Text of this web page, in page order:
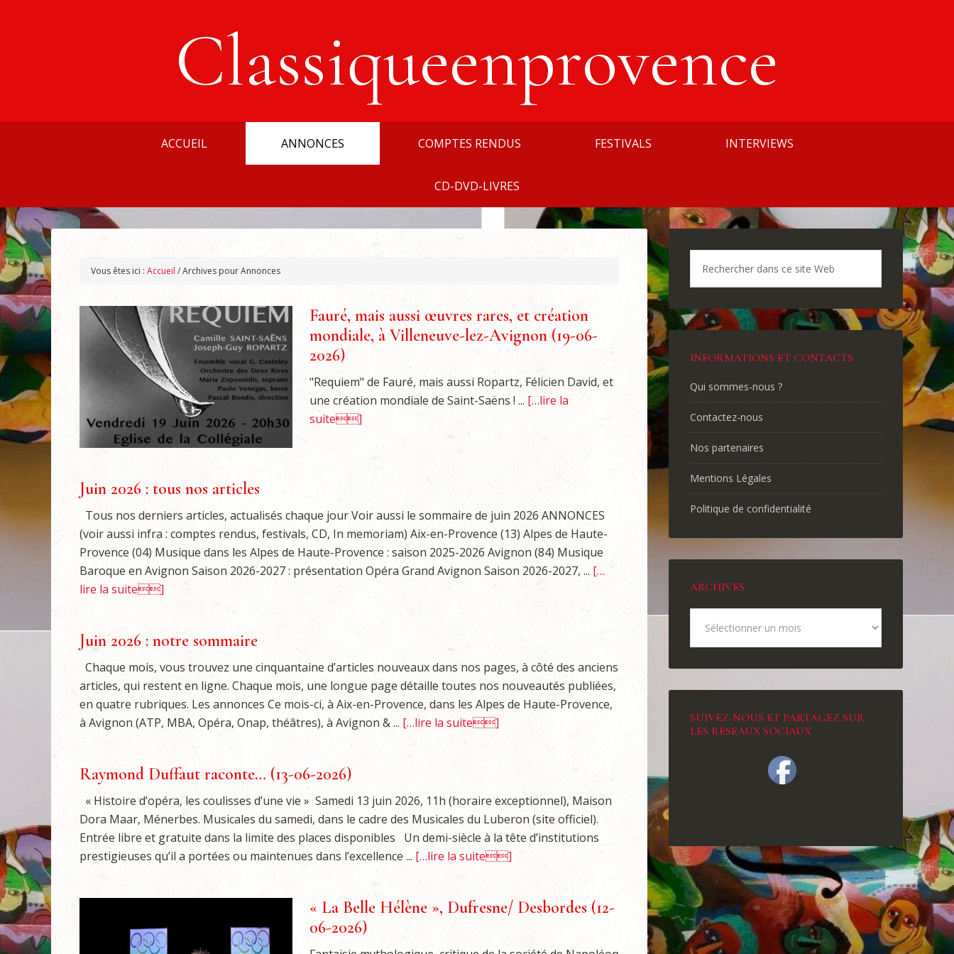
Classiqueenprovence
ACCUEIL ANNONCES COMPTES RENDUS FESTIVALS INTERVIEWS
CD-DVD-LIVRES
Vous êtes ici : Accueil /Archives pour Annonces
Fauré, mais aussi œuvres rares, et création
mondiale, à Villeneuve-lez-Avignon (19-06-
2026)
"Requiem" de Fauré, mais aussi Ropartz, Félicien David, et
une création mondiale de Saint-Saëns ! ... […lire la
suite]
Juin 2026 : tous nos articles
Tous nos derniers articles, actualisés chaque jour Voir aussi le sommaire de juin 2026 ANNONCES
(voir aussi infra : comptes rendus, festivals, CD, In memoriam) Aix-en-Provence (13) Alpes de Haute-
Provence (04) Musique dans les Alpes de Haute-Provence : saison 2025-2026 Avignon (84) Musique
Baroque en Avignon Saison 2026-2027 : présentation Opéra Grand Avignon Saison 2026-2027, ... […
lire la suite]
Juin 2026 : notre sommaire
Chaque mois, vous trouvez une cinquantaine d’articles nouveaux dans nos pages, à côté des anciens
articles, qui restent en ligne. Chaque mois, une longue page détaille toutes nos nouveautés publiées,
en quatre rubriques. Les annonces Ce mois-ci, à Aix-en-Provence, dans les Alpes de Haute-Provence,
à Avignon (ATP, MBA, Opéra, Onap, théâtres), à Avignon & ... […lire la suite]
Raymond Duffaut raconte… (13-06-2026)
« Histoire d’opéra, les coulisses d’une vie » Samedi 13 juin 2026, 11h (horaire exceptionnel), Maison
Dora Maar, Ménerbes. Musicales du samedi, dans le cadre des Musicales du Luberon (site officiel).
Entrée libre et gratuite dans la limite des places disponibles Un demi-siècle à la tête d’institutions
prestigieuses qu’il a portées ou maintenues dans l’excellence ... […lire la suite]
« La Belle Hélène », Dufresne/ Desbordes (12-
06-2026)
INFORMATIONS ET CONTACTS
Qui sommes-nous ?
Contactez-nous
Nos partenaires
Mentions Légales
Politique de confidentialité
ARCHIVES
SUIVEZ-NOUS ET PARTAGEZ SUR
LES RÉSEAUX SOCIAUX